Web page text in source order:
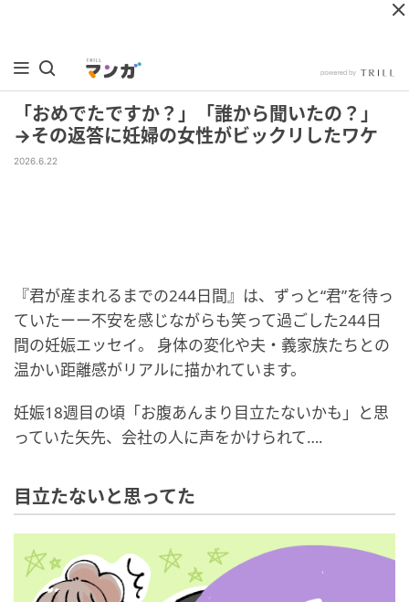
「おめでたですか？」「誰から聞いたの？」
→その返答に妊婦の女性がビックリしたワケ
2026.6.22
『君が産まれるまでの244日間』は、ずっと“君”を待っ
ていたーー不安を感じながらも笑って過ごした244日
間の妊娠エッセイ。 身体の変化や夫・義家族たちとの
温かい距離感がリアルに描かれています。
妊娠18週目の頃「お腹あんまり目立たないかも」と思
っていた矢先、会社の人に声をかけられて….
目立たないと思ってた